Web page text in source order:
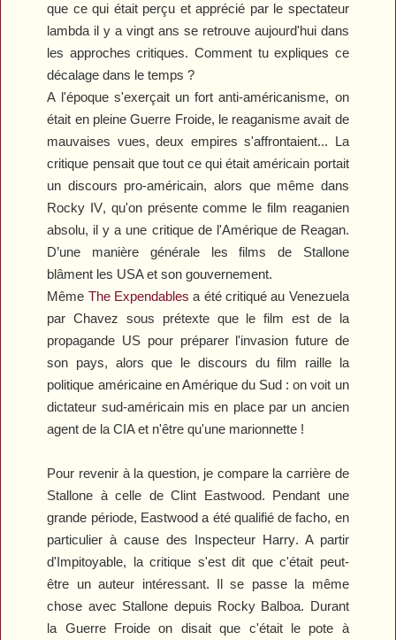
que ce qui était perçu et apprécié par le spectateur
lambda il y a vingt ans se retrouve aujourd'hui dans
les approches critiques. Comment tu expliques ce
décalage dans le temps ?
A l'époque s'exerçait un fort anti-américanisme, on
était en pleine Guerre Froide, le reaganisme avait de
mauvaises vues, deux empires s'affrontaient... La
critique pensait que tout ce qui était américain portait
un discours pro-américain, alors que même dans
Rocky IV, qu'on présente comme le film reaganien
absolu, il y a une critique de l'Amérique de Reagan.
D’une manière générale les films de Stallone
blâment les USA et son gouvernement.
Même The Expendables a été critiqué au Venezuela
par Chavez sous prétexte que le film est de la
propagande US pour préparer l'invasion future de
son pays, alors que le discours du film raille la
politique américaine en Amérique du Sud : on voit un
dictateur sud-américain mis en place par un ancien
agent de la CIA et n'être qu'une marionnette !
Pour revenir à la question, je compare la carrière de
Stallone à celle de Clint Eastwood. Pendant une
grande période, Eastwood a été qualifié de facho, en
particulier à cause des Inspecteur Harry. A partir
d'Impitoyable, la critique s'est dit que c'était peut-
être un auteur intéressant. Il se passe la même
chose avec Stallone depuis Rocky Balboa. Durant
la Guerre Froide on disait que c'était le pote à